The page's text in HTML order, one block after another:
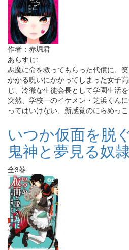
作者：赤堀君
あらすじ:
悪魔に命を救ってもらった代償に、
かかる呪いにかかってしまった女子
じ、冷徹な生徒会長として学園生活
突然、学校一のイケメン・芝浜く
ってはいけない、新感覚のにらめっ
いつか仮面を脱
鬼神と夢見る奴
全3巻